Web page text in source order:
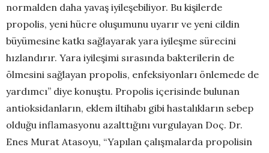
normalden daha yavaş iyileşebiliyor. Bu kişilerde
propolis, yeni hücre oluşumunu uyarır ve yeni cildin
büyümesine katkı sağlayarak yara iyileşme sürecini
hızlandırır. Yara iyileşimi sırasında bakterilerin de
ölmesini sağlayan propolis, enfeksiyonları önlemede de
yardımcı” diye konuştu. Propolis içerisinde bulunan
antioksidanların, eklem iltihabı gibi hastalıkların sebep
olduğu inflamasyonu azalttığını vurgulayan Doç. Dr.
Enes Murat Atasoyu, “Yapılan çalışmalarda propolisin